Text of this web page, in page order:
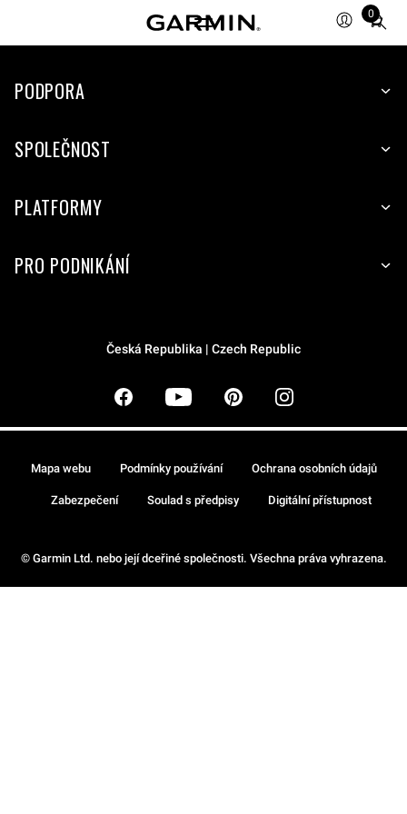
0
Total
items
cart:
PODPORA
SPOLEČNOST
PLATFORMY
PRO PODNIKÁNÍ
Česká Republika | Czech Republic
© Garmin Ltd. nebo její dceřiné společnosti. Všechna práva vyhrazena.
Mapa webu Podmínky používání Ochrana osobních údajů
Zabezpečení Soulad s předpisy Digitální přístupnost